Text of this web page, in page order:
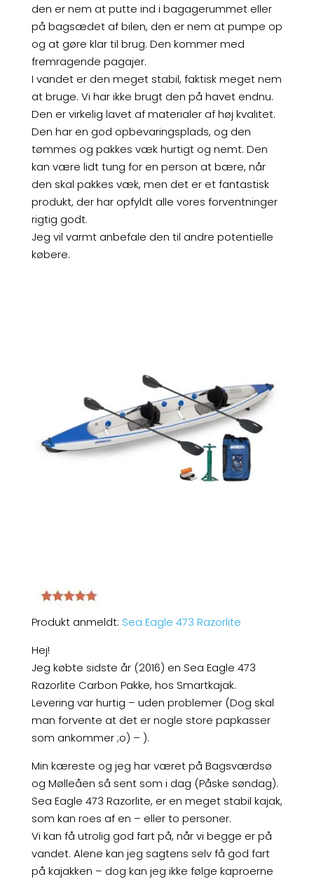
den er nem at putte ind i bagagerummet eller
på bagsædet af bilen, den er nem at pumpe op
og at gøre klar til brug. Den kommer med
fremragende pagajer.
I vandet er den meget stabil, faktisk meget nem
at bruge. Vi har ikke brugt den på havet endnu.
Den er virkelig lavet af materialer af høj kvalitet.
Den har en god opbevaringsplads, og den
tømmes og pakkes væk hurtigt og nemt. Den
kan være lidt tung for en person at bære, når
den skal pakkes væk, men det er et fantastisk
produkt, der har opfyldt alle vores forventninger
rigtig godt.
Jeg vil varmt anbefale den til andre potentielle
købere.
Produkt anmeldt: Sea Eagle 473 Razorlite
Hej!
Jeg købte sidste år (2016) en Sea Eagle 473
Razorlite Carbon Pakke, hos Smartkajak.
Levering var hurtig – uden problemer (Dog skal
man forvente at det er nogle store papkasser
som ankommer ;o) – ).
Min kæreste og jeg har været på Bagsværdsø
og Mølleåen så sent som i dag (Påske søndag).
Sea Eagle 473 Razorlite, er en meget stabil kajak,
som kan roes af en – eller to personer.
Vi kan få utrolig god fart på, når vi begge er på
vandet. Alene kan jeg sagtens selv få god fart
på kajakken – dog kan jeg ikke følge kaproerne